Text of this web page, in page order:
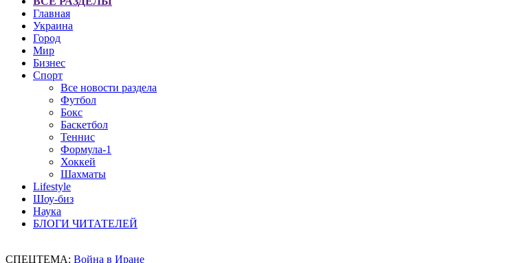
Главная
Украина
Город
Мир
Бизнес
Спорт
Все новости раздела
Футбол
Бокс
Баскетбол
Теннис
Формула-1
Хоккей
Шахматы
Lifestyle
Шоу-биз
Наука
БЛОГИ ЧИТАТЕЛЕЙ
СПЕЦТЕМА: Война в Иране